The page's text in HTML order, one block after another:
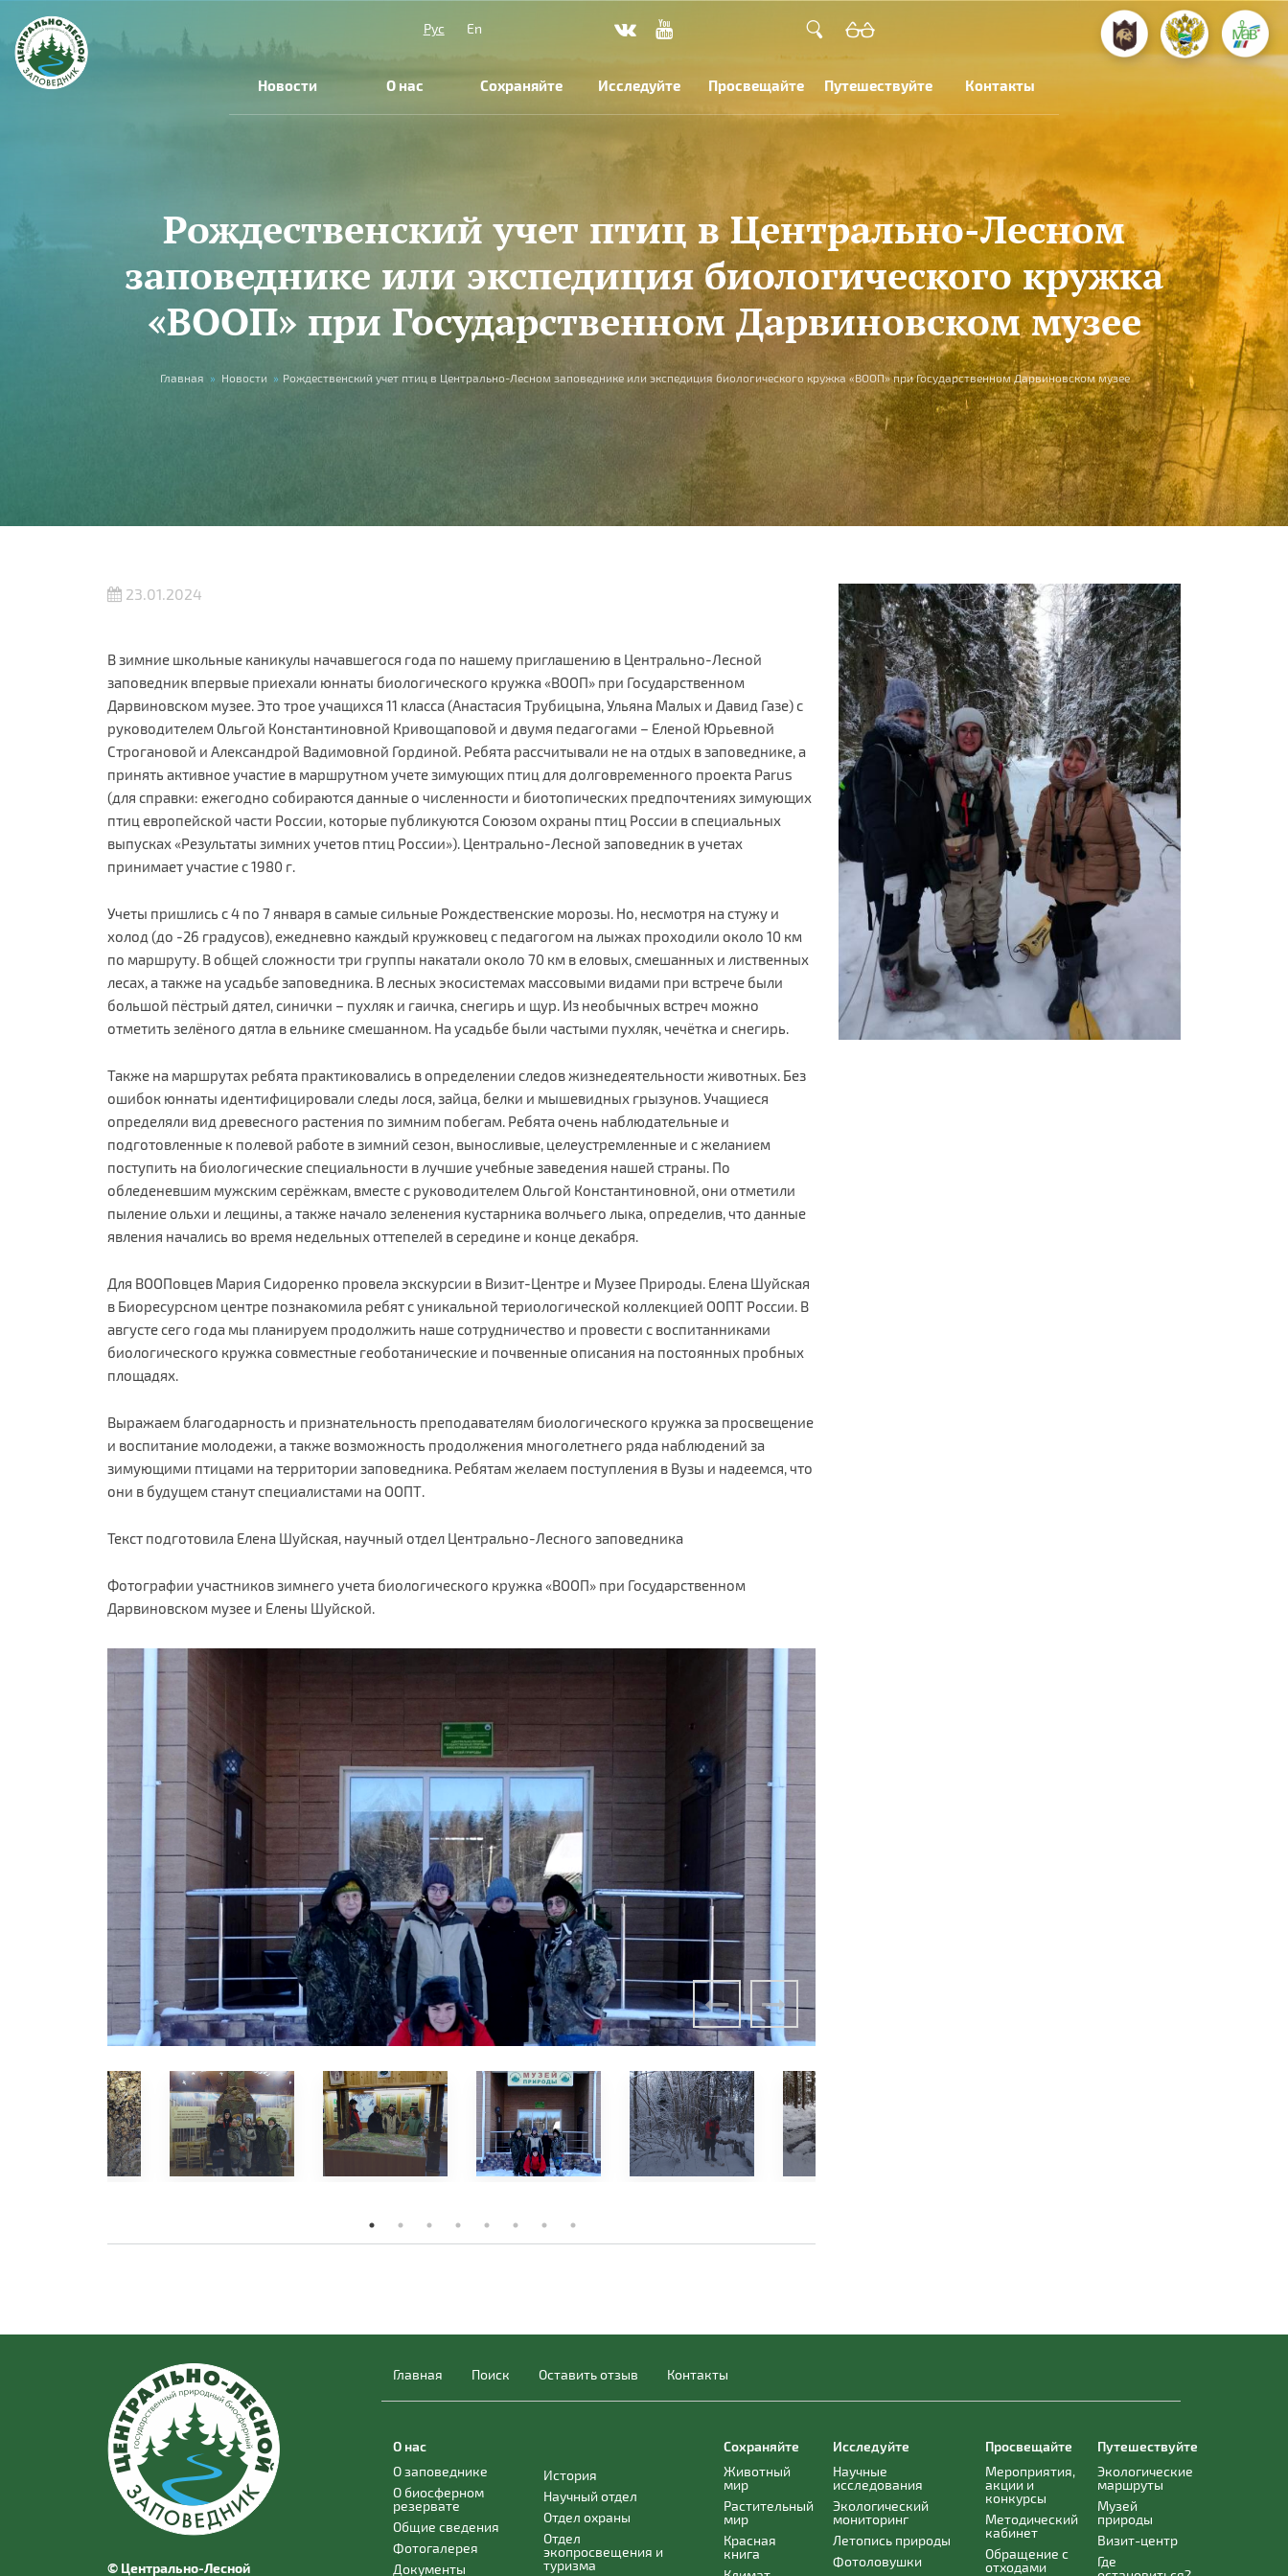
Рус
En
Новости О нас Сохраняйте Исследуйте Просвещайте Путешествуйте Контакты
Рождественский учет птиц в Центрально-Лесном
заповеднике или экспедиция биологического кружка
«ВООП» при Государственном Дарвиновском музее
Вы здесь
Главная » Новости » Рождественский учет птиц в Центрально-Лесном заповеднике или экспедиция биологического кружка «ВООП» при Государственном Дарвиновском музее
23.01.2024
В зимние школьные каникулы начавшегося года по нашему приглашению в Центрально-Лесной
заповедник впервые приехали юннаты биологического кружка «ВООП» при Государственном
Дарвиновском музее. Это трое учащихся 11 класса (Анастасия Трубицына, Ульяна Малых и Давид Газе) с
руководителем Ольгой Константиновной Кривощаповой и двумя педагогами – Еленой Юрьевной
Строгановой и Александрой Вадимовной Гординой. Ребята рассчитывали не на отдых в заповеднике, а
принять активное участие в маршрутном учете зимующих птиц для долговременного проекта Parus
(для справки: ежегодно собираются данные о численности и биотопических предпочтениях зимующих
птиц европейской части России, которые публикуются Союзом охраны птиц России в специальных
выпусках «Результаты зимних учетов птиц России»). Центрально-Лесной заповедник в учетах
принимает участие с 1980 г.
Учеты пришлись с 4 по 7 января в самые сильные Рождественские морозы. Но, несмотря на стужу и
холод (до -26 градусов), ежедневно каждый кружковец с педагогом на лыжах проходили около 10 км
по маршруту. В общей сложности три группы накатали около 70 км в еловых, смешанных и лиственных
лесах, а также на усадьбе заповедника. В лесных экосистемах массовыми видами при встрече были
большой пёстрый дятел, синички – пухляк и гаичка, снегирь и щур. Из необычных встреч можно
отметить зелёного дятла в ельнике смешанном. На усадьбе были частыми пухляк, чечётка и снегирь.
Также на маршрутах ребята практиковались в определении следов жизнедеятельности животных. Без
ошибок юннаты идентифицировали следы лося, зайца, белки и мышевидных грызунов. Учащиеся
определяли вид древесного растения по зимним побегам. Ребята очень наблюдательные и
подготовленные к полевой работе в зимний сезон, выносливые, целеустремленные и с желанием
поступить на биологические специальности в лучшие учебные заведения нашей страны. По
обледеневшим мужским серёжкам, вместе с руководителем Ольгой Константиновной, они отметили
пыление ольхи и лещины, а также начало зеленения кустарника волчьего лыка, определив, что данные
явления начались во время недельных оттепелей в середине и конце декабря.
Для ВООПовцев Мария Сидоренко провела экскурсии в Визит-Центре и Музее Природы. Елена Шуйская
в Биоресурсном центре познакомила ребят с уникальной териологической коллекцией ООПТ России. В
августе сего года мы планируем продолжить наше сотрудничество и провести с воспитанниками
биологического кружка совместные геоботанические и почвенные описания на постоянных пробных
площадях.
Выражаем благодарность и признательность преподавателям биологического кружка за просвещение
и воспитание молодежи, а также возможность продолжения многолетнего ряда наблюдений за
зимующими птицами на территории заповедника. Ребятам желаем поступления в Вузы и надеемся, что
они в будущем станут специалистами на ООПТ.
Текст подготовила Елена Шуйская, научный отдел Центрально-Лесного заповедника
Фотографии участников зимнего учета биологического кружка «ВООП» при Государственном
Дарвиновском музее и Елены Шуйской.
© Центрально-Лесной
Главная Поиск Оставить отзыв Контакты
О нас
О заповеднике
О биосферном
резервате
Общие сведения
Фотогалерея
Документы
История
Научный отдел
Отдел охраны
Отдел
экопросвещения и
туризма
Сохраняйте
Животный
мир
Растительный
мир
Красная
книга
Исследуйте
Научные
исследования
Экологический
мониторинг
Летопись природы
Фотоловушки
Просвещайте
Мероприятия,
акции и
конкурсы
Методический
кабинет
Обращение с
отходами
Путешествуйте
Экологические
маршруты
Музей
природы
Визит-центр
Где